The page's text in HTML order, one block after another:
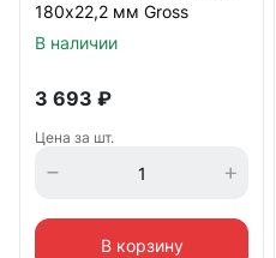
180х22,2 мм Gross
В наличии
3 693 ₽
Цена за шт.
В корзину